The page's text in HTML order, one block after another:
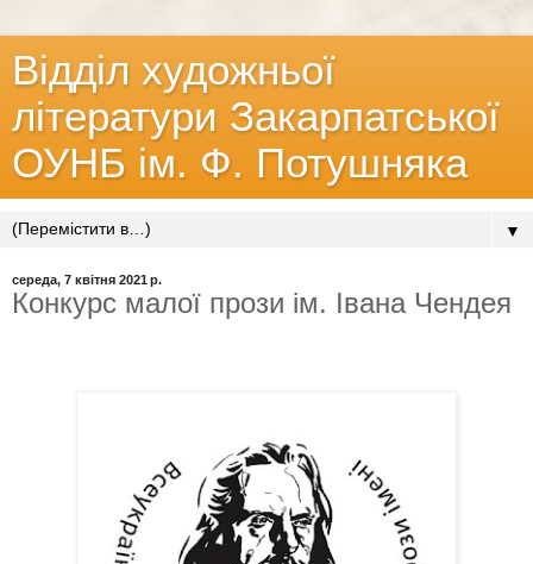
Відділ художньої
літератури Закарпатської
ОУНБ ім. Ф. Потушняка
▼
середа, 7 квітня 2021 р.
Конкурс малої прози ім. Івана Чендея